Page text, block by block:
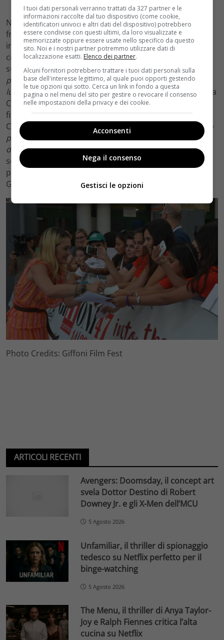
Nel suo futuro non esclude un ritorno al teatro,
frequentato agli esordi in tanti localini off di Roma
insieme ad amici ormai affermati nel mondo del
cinema, come Massimiliano Bruno che l’ha diretta nel
suo ultimo film: “Ho deciso di fare Beata Ignoranza
proprio perché avevo una gran voglia di lavorare con
lui”
dice, elencando poi tra le migliori risorse del cinema
Claudio Giovannesi e Claudio Cupellini, tra i suoi amici
fin dai temi del Centro Sperimentale. Per adesso la
Crescentini si gode si gode il ritorno a Giffoni:
“Ho visto
passare Bryan Cranston! Fatemelo incontrare, voglio
diventare amica di Walter White!”dice con lo stesso
sorriso di tanti altri ragazzi arrivati per incontrarla. E
per magia l’attrice si trasforma in ‘giffoner’: magia del
Giffoni.
Photo Credits: Giffoni Film Fest
ARTICOLI RECENTI
Avengers: Doomsday, il concept art
svela Dottor Destino di Robert
Downey Jr. e gli X-Men dell’MCU
5 Agosto 2026
Unfamiliar, il thriller di spionaggio
tedesco su Netflix perfetto per il
binge-watching
5 Agosto 2026
The Menu, il thriller di Anya Taylor-
Joy e Ralph Fiennes critica l’alta
cucina su Netflix
I tuoi dati personali verranno trattati da 327 partner e le
informazioni raccolte dal tuo dispositivo (come cookie,
identificatori univoci e altri dati del dispositivo) potrebbero
essere condivise con questi ultimi, da loro visualizzate e
memorizzate oppure essere usate nello specifico da questo
sito. Noi e i nostri partner potremmo utilizzare dati di
localizzazione esatti. Elenco dei partner.
Alcuni fornitori potrebbero trattare i tuoi dati personali sulla
base dell'interesse legittimo, al quale puoi opporti gestendo
le tue opzioni qui sotto. Cerca un link in fondo a questa
pagina o nel menu del sito per gestire o revocare il consenso
nelle impostazioni della privacy e dei cookie.
Acconsenti
Nega il consenso
Gestisci le opzioni